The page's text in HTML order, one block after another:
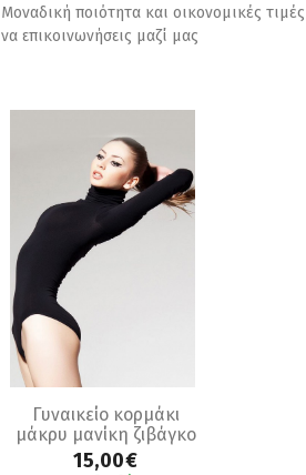
Μοναδική ποιότητα και οικονομικές
να επικοινωνήσεις μαζί μας
Γυναικείο κορμάκι
μάκρυ μανίκη ζιβάγκο
μαύρο
15,00€